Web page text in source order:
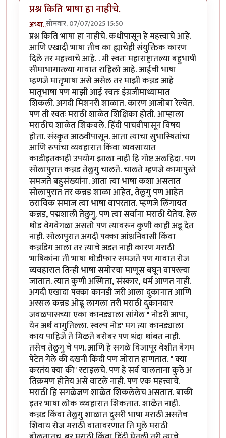
प्रश्न किति भाषा हा नाहीचे.
अभ्या..सोमवार, 07/07/2025 15:50
प्रश्न किति भाषा हा नाहीचे. कधीपासून हे महत्त्वाचे आहे.
आणि एखादी भाषा तीच का ह्याचेही संयुक्तिक कारण
दिले तर महत्त्वाचे आहे. . मी स्वतः महाराष्ट्रातल्या बहुभाषी
सीमाभागात्ल्या गावात राहिलो आहे. आईची भाषा
म्हणजे मातृभाषा असे असेल तर माझी कन्नड आहे
मातृभाषा पण माझी आई स्वतः इंग्रजीमाध्यामात
शिकली. अगदी मिशनरी शाळात. कारण आजोबा रेल्वेत.
पण ती स्वतः मराठी शाळेत शिक्षिका होती. आम्हाला
मराठीच शाळेत शिकवले. हिंदी पाचवीपासून विषय
होता. संस्कृत आठवीपासून. आता त्याचा सुभास्षितांचा
आणि रुपांचा व्यवहारात किंवा व्यवसायात
काडीइतकाही उपयोग झाला नाही हि गोष्ट अलहिदा. पण
सोलापुरात कन्नड तेलुगु चालते. चालते म्हणजे कामापुरते
समजते बहुसंख्यांना. आता त्या भाषा कशा असतात
सोलापुरात तर कन्नड शाळा आहेत, तेलुगु पण आहेत
ठराविक समाज त्या भाषा वापरतात. म्हणजे लिंगायत
कन्नड, पद्मशाली तेलुगु. पण त्या सर्वाना मराठी येतेच. हेल
थोड वेगवेगळा असतो पण त्यावरुन कुणी काही अडू देत
नाही. सोलापुरात अगदी पक्का आंध्रनिवासी किंवा
कन्नडिग आला तर त्याचे अडत नाही कारण मराठी
भाषिकांना ती भाषा थोडीफार समजते पण गावात रोज
व्यवहारात तिन्ही भाषा समोरचा माणूस बघून वापरल्या
जातात. त्यात कुणी अस्मिता, संस्कार, धर्म आणत नाही.
अगदी एखादा पक्का कानडी जरी आला दुकानात आणि
अस्सल कन्नड ओढू लागला तरी मराठी दुकानदार
जवळपासच्या एका कानड्याला सांगेल " नोडरी आपा,
येन अर्थ वागुतिल्ला. स्वल्प नोड' मग त्या कानड्याला
काय पाहिजे ते मिळते बरोबर पण धंदा थांबत नाही.
तसेच तेलुगु चे पण. आणि हे सगळे विजापूर वेशीत बेगम
पेटेत गेले की दखनी किंदी पण जोरात हाणतात. " क्या
करतंय क्या की" स्टाइलचे. पण हे सर्व चालताना कुठे अ
तिक्रमण होतेय असे वाटले नाही. पण एक महत्त्वाचे.
मराठी हि सगळेजण शाळेत शिकलेलेच असतात. बाकी
इतर भाषा लोक व्य्वहारात शिकतात. शाळेत नाही.
कन्नड किंवा तेलुगु शाळात दुसरी भाषा मराठी असतेच
शिवाय रोज मराठी वातावरणात ति मुले मराठी